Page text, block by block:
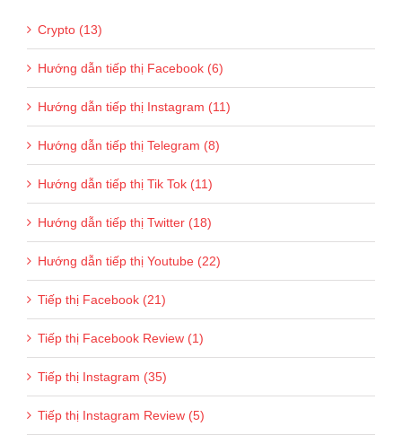
Crypto (13)
Hướng dẫn tiếp thị Facebook (6)
Hướng dẫn tiếp thị Instagram (11)
Hướng dẫn tiếp thị Telegram (8)
Hướng dẫn tiếp thị Tik Tok (11)
Hướng dẫn tiếp thị Twitter (18)
Hướng dẫn tiếp thị Youtube (22)
Tiếp thị Facebook (21)
Tiếp thị Facebook Review (1)
Tiếp thị Instagram (35)
Tiếp thị Instagram Review (5)